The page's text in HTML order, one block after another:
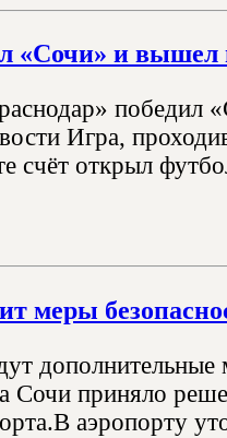
«Сочи» и
победил
Игра,
счёт открыл
меры
Сочи приняло
аэропорту